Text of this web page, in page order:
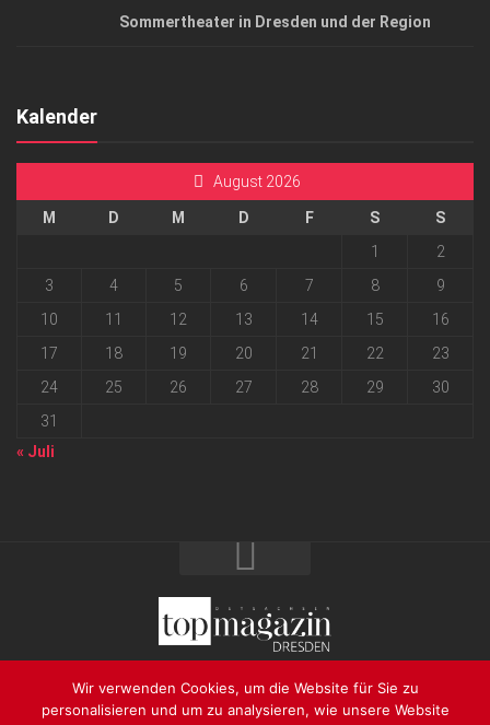
Sommertheater in Dresden und der Region
Kalender
August 2026
M D M D F S
S
1
2
3
4 5 6 7 8
9
10
11 12 13 14 15
16
17
18 19 20 21 22
23
24
25 26 27 28 29
30
31
« Juli
2026 progressmedia Verlag & Werbeagentur GmbH • Bautzner
Landstraße 62 • 01324 Dresden
Wir verwenden Cookies, um die Website für Sie zu
personalisieren und um zu analysieren, wie unsere Website